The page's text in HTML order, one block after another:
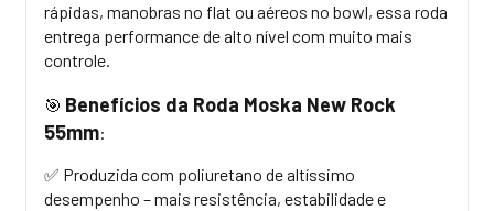
rápidas, manobras no flat ou aéreos no bowl, essa roda
entrega performance de alto nível com muito mais
controle.
🎯 Benefícios da Roda Moska New Rock
55mm:
✅ Produzida com poliuretano de altíssimo
desempenho – mais resistência, estabilidade e